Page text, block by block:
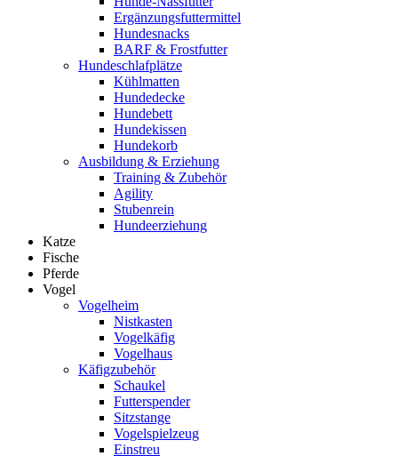
Ergänzungsfuttermittel
Hundesnacks
BARF & Frostfutter
Hundeschlafplätze
Kühlmatten
Hundedecke
Hundebett
Hundekissen
Hundekorb
Ausbildung & Erziehung
Training & Zubehör
Agility
Stubenrein
Hundeerziehung
Katze
Fische
Pferde
Vogel
Vogelheim
Nistkasten
Vogelkäfig
Vogelhaus
Käfigzubehör
Schaukel
Futterspender
Sitzstange
Vogelspielzeug
Einstreu